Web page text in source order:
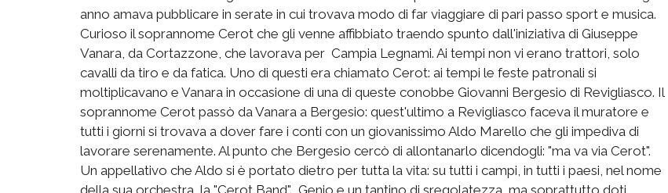
anno amava pubblicare in serate in cui trovava modo di far viaggiare di pari passo sport e musica.
Curioso il soprannome Cerot che gli venne affibbiato traendo spunto dall'iniziativa di Giuseppe
Vanara, da Cortazzone, che lavorava per Campia Legnami. Ai tempi non vi erano trattori, solo
cavalli da tiro e da fatica. Uno di questi era chiamato Cerot: ai tempi le feste patronali si
moltiplicavano e Vanara in occasione di una di queste conobbe Giovanni Bergesio di Revigliasco. Il
soprannome Cerot passò da Vanara a Bergesio: quest'ultimo a Revigliasco faceva il muratore e
tutti i giorni si trovava a dover fare i conti con un giovanissimo Aldo Marello che gli impediva di
lavorare serenamente. Al punto che Bergesio cercò di allontanarlo dicendogli: "ma va via Cerot".
Un appellativo che Aldo si è portato dietro per tutta la vita: su tutti i campi, in tutti i paesi, nel nome
della sua orchestra, la "Cerot Band". Genio e un tantino di sregolatezza, ma soprattutto doti